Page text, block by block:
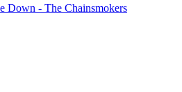
Down - The Chainsmokers